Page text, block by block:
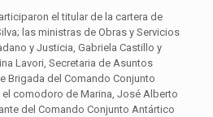
el titular de la cartera de
las ministras de Obras y Servicios
y Justicia, Gabriela Castillo y
Lavori, Secretaria de Asuntos
Brigada del Comando Conjunto
el comodoro de Marina, José Alberto
del Comando Conjunto Antártico